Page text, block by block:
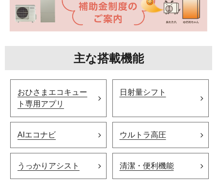
主な搭載機能
おひさまエコキュー
ト専用アプリ
日射量シフト
AIエコナビ ウルトラ高圧
うっかりアシスト 清潔・便利機能